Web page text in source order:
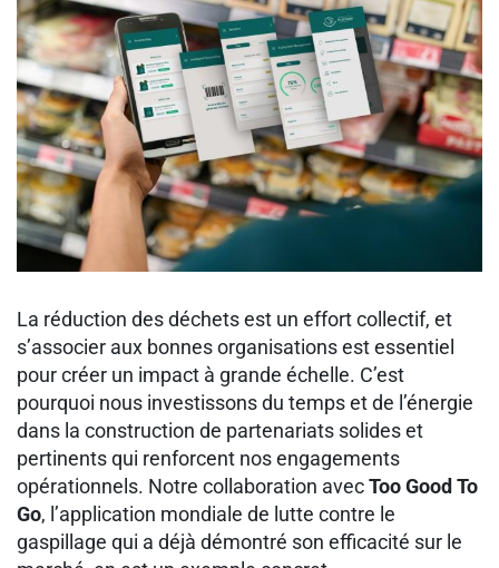
La réduction des déchets est un effort collectif, et
s’associer aux bonnes organisations est essentiel
pour créer un impact à grande échelle. C’est
pourquoi nous investissons du temps et de l’énergie
dans la construction de partenariats solides et
pertinents qui renforcent nos engagements
opérationnels. Notre collaboration avecToo Good To
Go, l’application mondiale de lutte contre le
gaspillage qui a déjà démontré son efficacité sur le